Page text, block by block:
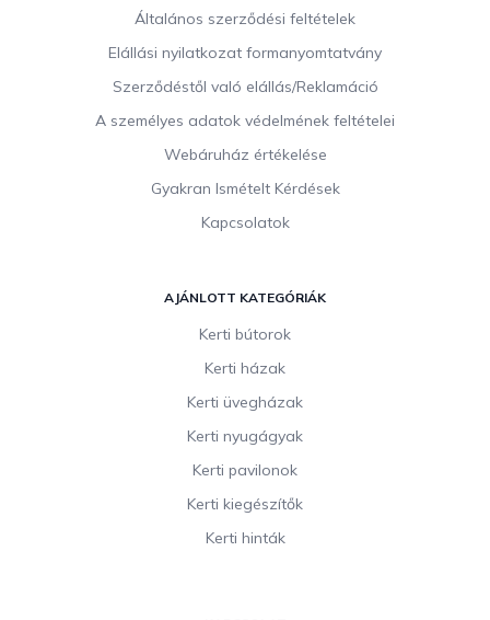
Általános szerződési feltételek
Elállási nyilatkozat formanyomtatvány
Szerződéstől való elállás/Reklamáció
A személyes adatok védelmének feltételei
Webáruház értékelése
Gyakran Ismételt Kérdések
Kapcsolatok
AJÁNLOTT KATEGÓRIÁK
Kerti bútorok
Kerti házak
Kerti üvegházak
Kerti nyugágyak
Kerti pavilonok
Kerti kiegészítők
Kerti hinták